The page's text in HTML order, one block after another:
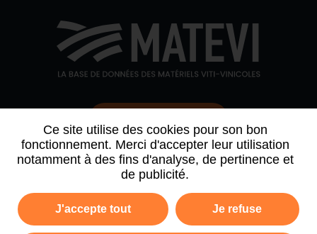
Ce site utilise des cookies pour son bon
fonctionnement. Merci d'accepter leur utilisation
notamment à des fins d'analyse, de pertinence et
de publicité.
J'accepte tout Je refuse
QUI SOMMES-NOUS AGENDA
ARCHIVE NEWSLETTER